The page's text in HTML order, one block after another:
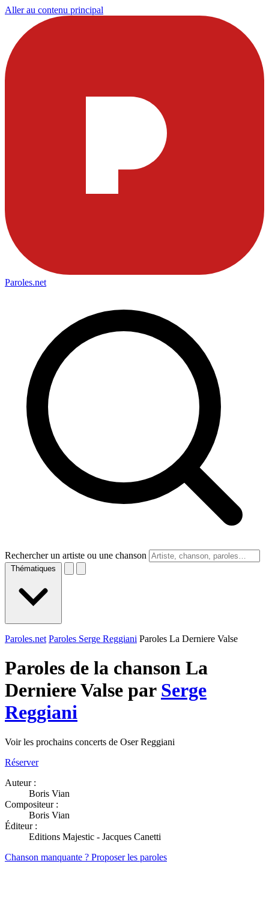
Aller au contenu principal
Paroles.net
Rechercher un artiste ou une chanson
Thématiques
Paroles.net Paroles Serge Reggiani Paroles La Derniere Valse
Paroles de la chanson La
Derniere Valse par Serge
Reggiani
Voir les prochains concerts de Oser Reggiani
Réserver
Auteur :
Boris Vian
Compositeur :
Boris Vian
Éditeur :
Editions Majestic - Jacques Canetti
Chanson manquante ? Proposer les paroles